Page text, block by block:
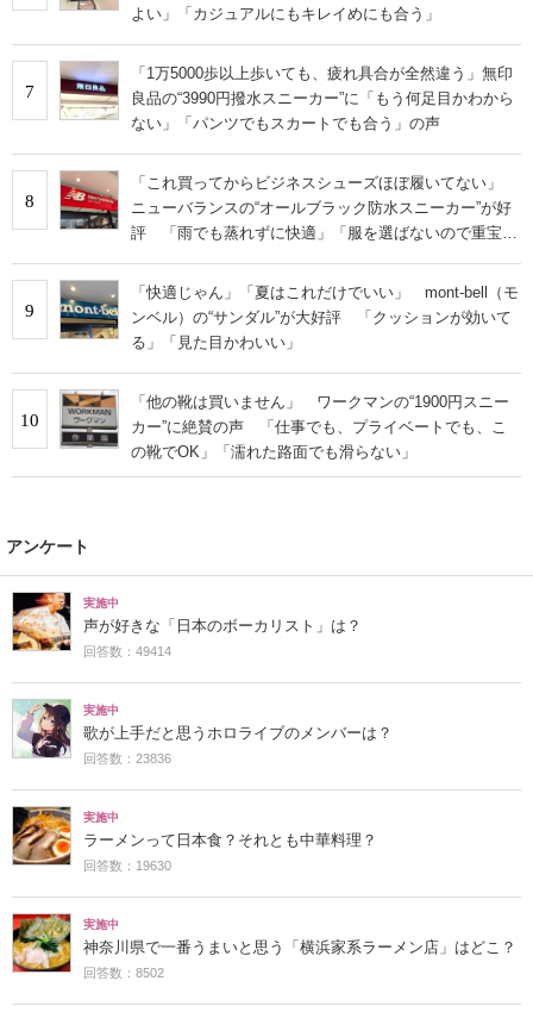
よい」「カジュアルにもキレイめにも合う」
7
「1万5000歩以上歩いても、疲れ具合が全然違う」無印
良品の“3990円撥水スニーカー”に「もう何足目かわから
ない」「パンツでもスカートでも合う」の声
8
「これ買ってからビジネスシューズほぼ履いてない」
ニューバランスの“オールブラック防水スニーカー”が好
評 「雨でも蒸れずに快適」「服を選ばないので重宝」
9
「快適じゃん」「夏はこれだけでいい」 mont-bell（モ
ンベル）の“サンダル”が大好評 「クッションが効いて
る」「見た目かわいい」
10
「他の靴は買いません」 ワークマンの“1900円スニー
カー”に絶賛の声 「仕事でも、プライベートでも、こ
の靴でOK」「濡れた路面でも滑らない」
アンケート
実施中
声が好きな「日本のボーカリスト」は？
回答数：49414
実施中
歌が上手だと思うホロライブのメンバーは？
回答数：23836
実施中
ラーメンって日本食？それとも中華料理？
回答数：19630
実施中
神奈川県で一番うまいと思う「横浜家系ラーメン店」はどこ？
回答数：8502